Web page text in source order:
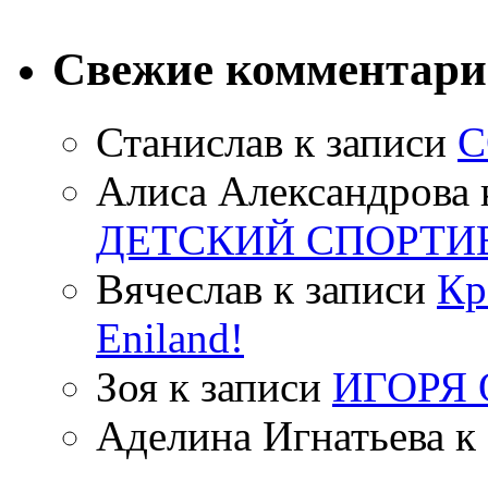
Свежие
Станислав к записи
Алиса Александрова
ДЕТСКИЙ
Вячеслав к записи
Eniland!
Зоя к записи ИГОРЯ
Аделина Игнатьева к